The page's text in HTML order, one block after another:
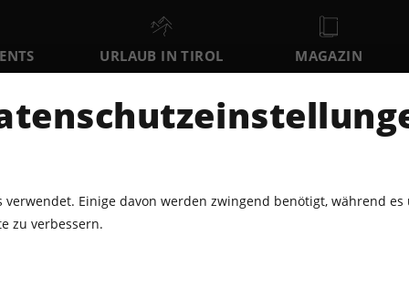
URLAUB IN TIROL MAGAZIN
SA SO MO
verwendet. Einige davon werden zwingend benötigt, während
zu verbessern.